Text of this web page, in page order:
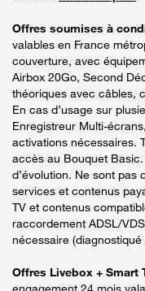
Offres soumises à
valables en France
couverture, avec
Airbox 20Go, Second
théoriques avec câbles,
En cas d’usage sur
Enregistreur Multi-
activations nécessaires.
accès au Bouquet
d’évolution. Ne sont pas
services et contenus
TV et contenus
raccordement ADSL/
nécessaire
Offres Livebox + Smart
engagement 24 mois